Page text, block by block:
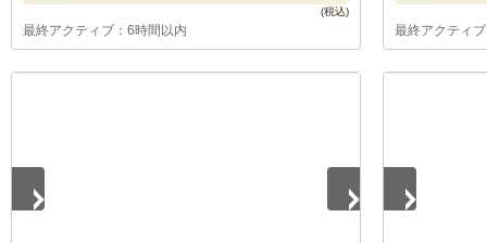
最終アクティブ：6時間以内 最終アクティ